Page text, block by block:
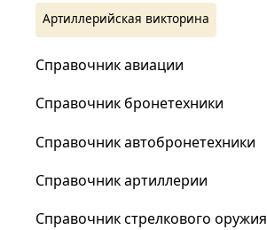
Артиллерийская викторина
Справочник авиации
Справочник бронетехники
Справочник автобронетехники
Справочник артиллерии
Справочник стрелкового оружия